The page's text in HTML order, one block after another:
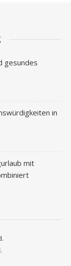
gesundes
in
mit
.